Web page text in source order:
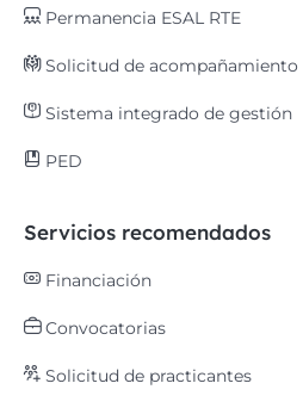
Permanencia ESAL RTE
Solicitud de acompañamiento
Sistema integrado de gestión
PED
Servicios recomendados
Financiación
Convocatorias
Solicitud de practicantes